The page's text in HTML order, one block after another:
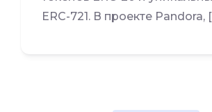
ERC-721. В проекте Pandora,